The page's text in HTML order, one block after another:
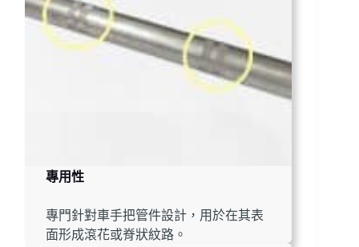
專用性
專門針對車手把管件設計，用於在其表
面形成滾花或脊狀紋路。